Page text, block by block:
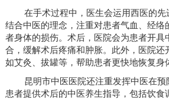
在手术过程中，医生会运用西医的
结合中医的理念，注重对患者气血、经络
者身体的损伤。术后，医院会为患者开具
合，缓解术后疼痛和肿胀。此外，医院还
如艾灸、拔罐等，帮助患者更快地恢复身
昆明市中医医院还注重发挥中医在
患者提供术后的中医养生指导，包括饮食